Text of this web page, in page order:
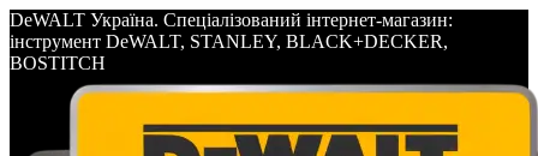
DeWALT Україна. Спеціалізований інтернет-магазин:
інструмент DeWALT, STANLEY, BLACK+DECKER,
BOSTITCH